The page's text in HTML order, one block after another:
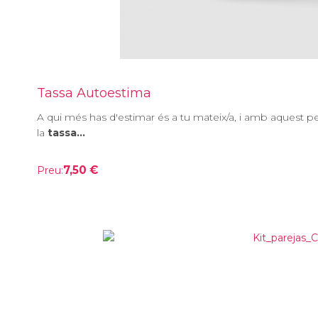
Tassa Autoestima
A qui més has d'estimar és a tu mateix/a, i amb aquest
la tassa...
Preu:7,50 €